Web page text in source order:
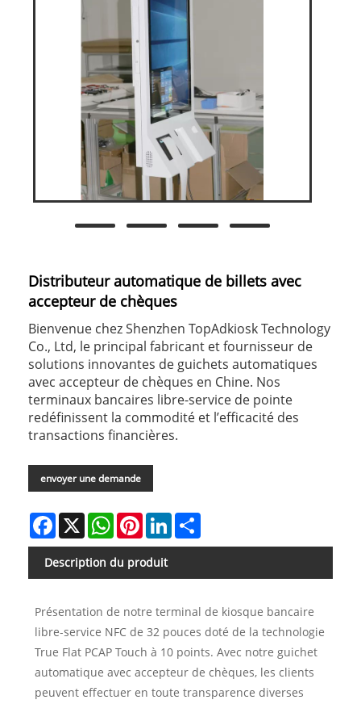
Distributeur automatique de billets avec
accepteur de chèques
Bienvenue chez Shenzhen TopAdkiosk Technology
Co., Ltd, le principal fabricant et fournisseur de
solutions innovantes de guichets automatiques
avec accepteur de chèques en Chine. Nos
terminaux bancaires libre-service de pointe
redéfinissent la commodité et l’efficacité des
transactions financières.
envoyer une demande
Facebook
X WhatsAppPinterestLinkedIn
Description du produit
Présentation de notre terminal de kiosque bancaire
libre-service NFC de 32 pouces doté de la technologie
True Flat PCAP Touch à 10 points. Avec notre guichet
automatique avec accepteur de chèques, les clients
peuvent effectuer en toute transparence diverses